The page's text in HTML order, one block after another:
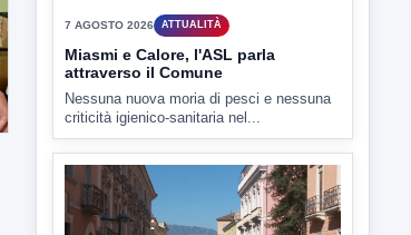
Nessuna nuova moria di pesci e nessuna
criticità igienico-sanitaria nel...
▶